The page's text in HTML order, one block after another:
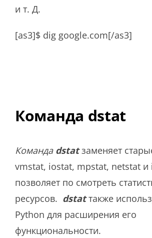
и т. Д.
[as3]$ dig google.com[/as3]
Команда dstat
Команда dstatзаменяет
vmstat, iostat, mpstat, netstat и
позволяет по смотреть
ресурсов. dstatтакже
Python для расширения его
функциональности.